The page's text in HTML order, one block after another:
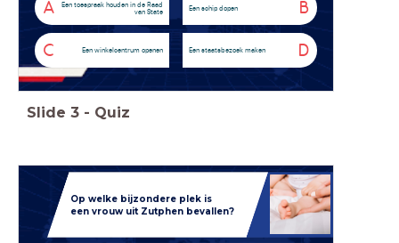
A
Een toespraak houden in de Raad
van State
B
Een schip dopen
C Een winkelcentrum openen D
Een staatsbezoek maken
Slide 3 - Quiz
Op welke bijzondere plek is
een vrouw uit Zutphen bevallen?